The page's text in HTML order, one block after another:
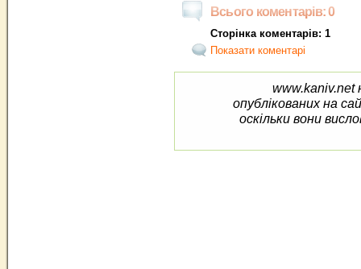
Всього коментарів: 0
Сторінка коментарів: 1
Показати коментарі
www.kaniv.net
опублікованих на
оскільки вони